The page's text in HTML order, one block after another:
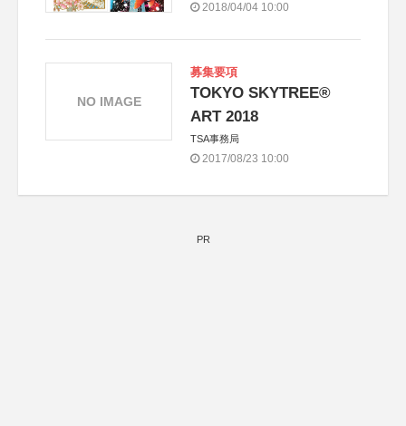
2018/04/04 10:00
募集要項
TOKYO SKYTREE®
ART 2018
TSA事務局
2017/08/23 10:00
NO IMAGE
PR